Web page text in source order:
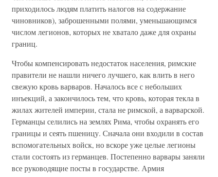
приходилось людям платить налогов на содержание
чиновников), заброшенными полями, уменьшающимся
числом легионов, которых не хватало даже для охраны
границ.
Чтобы компенсировать недостаток населения, римские
правители не нашли ничего лучшего, как влить в него
свежую кровь варваров. Началось все с небольших
инъекций, а закончилось тем, что кровь, которая текла в
жилах жителей империи, стала не римской, а варварской.
Германцы селились на землях Рима, чтобы охранять его
границы и сеять пшеницу. Сначала они входили в состав
вспомогательных войск, но вскоре уже целые легионы
стали состоять из германцев. Постепенно варвары заняли
все руководящие посты в государстве. Армия